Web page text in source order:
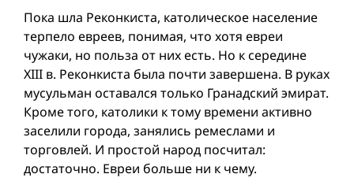
Пока шла Реконкиста, католическое население
терпело евреев, понимая, что хотя евреи
чужаки, но польза от них есть. Но к середине
XIII в. Реконкиста была почти завершена. В руках
мусульман оставался только Гранадский эмират.
Кроме того, католики к тому времени активно
заселили города, занялись ремеслами и
торговлей. И простой народ посчитал:
достаточно. Евреи больше ни к чему.